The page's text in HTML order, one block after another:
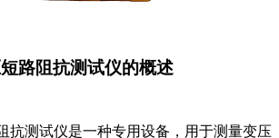
路阻抗测试仪的概述
抗测试仪是一种专用设备，用于测量变压